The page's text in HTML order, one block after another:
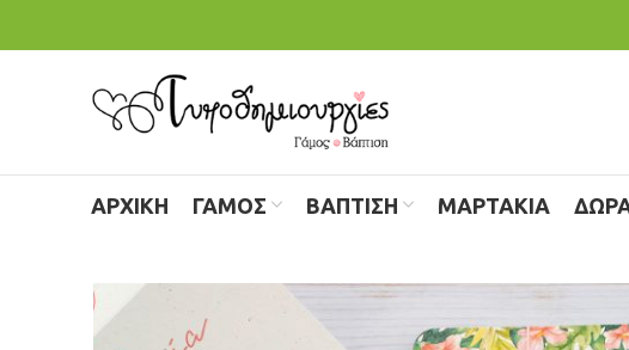
ΑΡΧΙΚΗ ΓΑΜΟΣ ΒΑΠΤΙΣΗ ΜΑΡΤΑΚΙΑ